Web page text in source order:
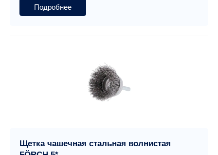
Подробнее
Щетка чашечная стальная волнистая